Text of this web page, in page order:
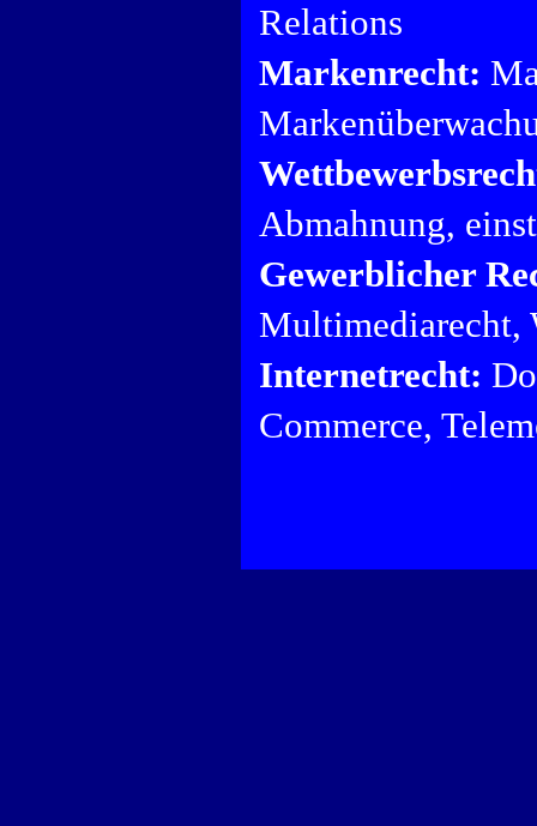
Relations
Markenrecht:
Abmahnung,
Gewerblicher
Multimediarecht,
Internetrecht:
Commerce,